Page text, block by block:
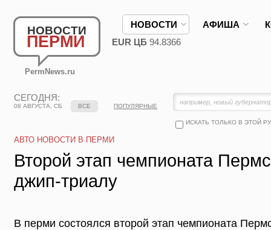
НОВОСТИ
ПЕРМИ
PermNews.ru
НОВОСТИ АФИША
EUR ЦБ 94.8366
СЕГОДНЯ:
08 АВГУСТА, СБ
ИСКАТЬ ТОЛЬКО В ЭТОЙ
ВСЕ ПОПУЛЯРНЫЕ
АВТО НОВОСТИ В ПЕРМИ
Второй этап чемпионата
джип-триалу
В перми состоялся второй этап чемпионата